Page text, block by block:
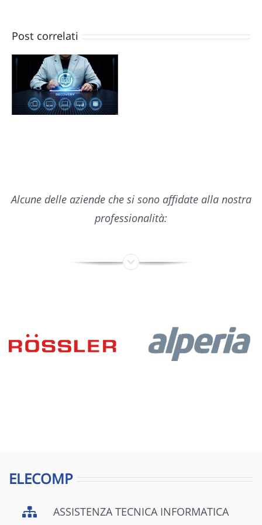
Post correlati
Alcune delle aziende che si sono affidate alla nostra
professionalità:
ELECOMP
ASSISTENZA TECNICA INFORMATICA